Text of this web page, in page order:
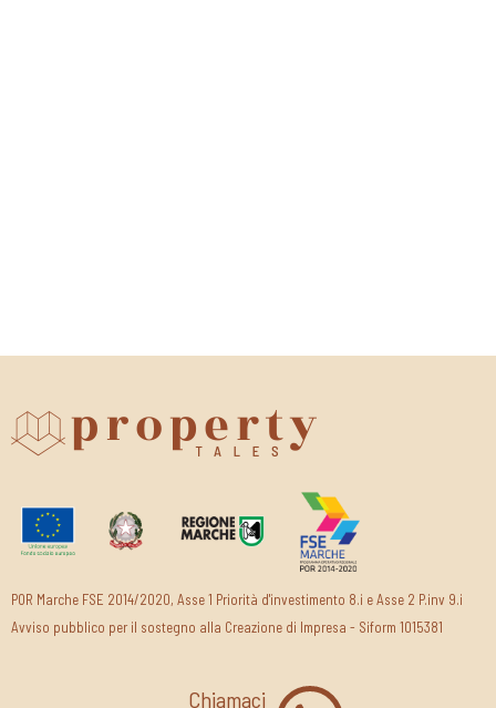
POR Marche FSE 2014/2020, Asse 1 Priorità d'investimento 8.i e Asse 2 P.inv 9.i
Avviso pubblico per il sostegno alla Creazione di Impresa - Siform 1015381
Chiamaci